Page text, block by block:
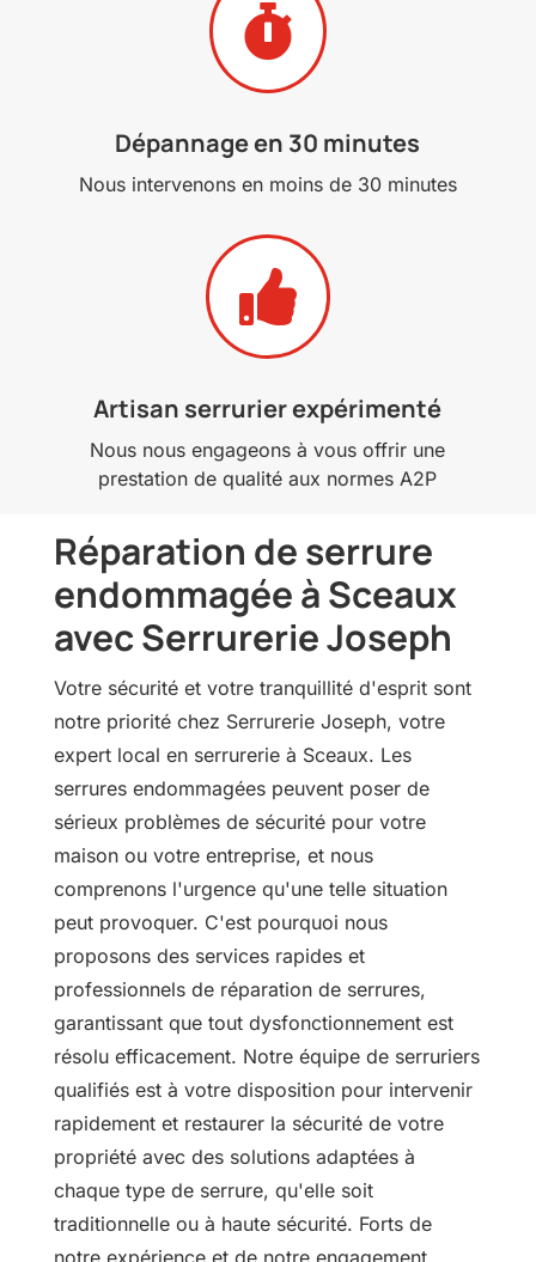

Dépannage en 30 minutes
Nous intervenons en moins de 30 minutes

Artisan serrurier expérimenté
Nous nous engageons à vous offrir une
prestation de qualité aux normes A2P
Réparation de serrure
endommagée à Sceaux
avec Serrurerie Joseph
Votre sécurité et votre tranquillité d'esprit sont
notre priorité chez Serrurerie Joseph, votre
expert local en serrurerie à Sceaux. Les
serrures endommagées peuvent poser de
sérieux problèmes de sécurité pour votre
maison ou votre entreprise, et nous
comprenons l'urgence qu'une telle situation
peut provoquer. C'est pourquoi nous
proposons des services rapides et
professionnels de réparation de serrures,
garantissant que tout dysfonctionnement est
résolu efficacement. Notre équipe de serruriers
qualifiés est à votre disposition pour intervenir
rapidement et restaurer la sécurité de votre
propriété avec des solutions adaptées à
chaque type de serrure, qu'elle soit
traditionnelle ou à haute sécurité. Forts de